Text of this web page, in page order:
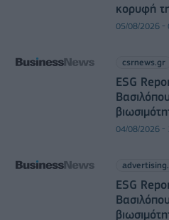
κορυφή
05/08/2026 -
csrnews.gr
ESG
04/08/2026 -
ESG